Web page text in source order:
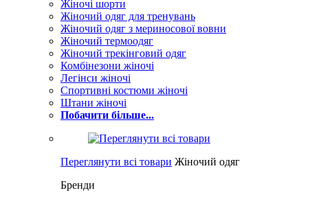
Жіночі шорти
Жіночий одяг для тренувань
Жіночий одяг з мериносової вовни
Жіночий термоодяг
Жіночий трекінговий одяг
Комбінезони жіночі
Легінси жіночі
Спортивні костюми жіночі
Штани жіночі
Побачити більше...
Переглянути всі товари Жіночий одяг
Бренди